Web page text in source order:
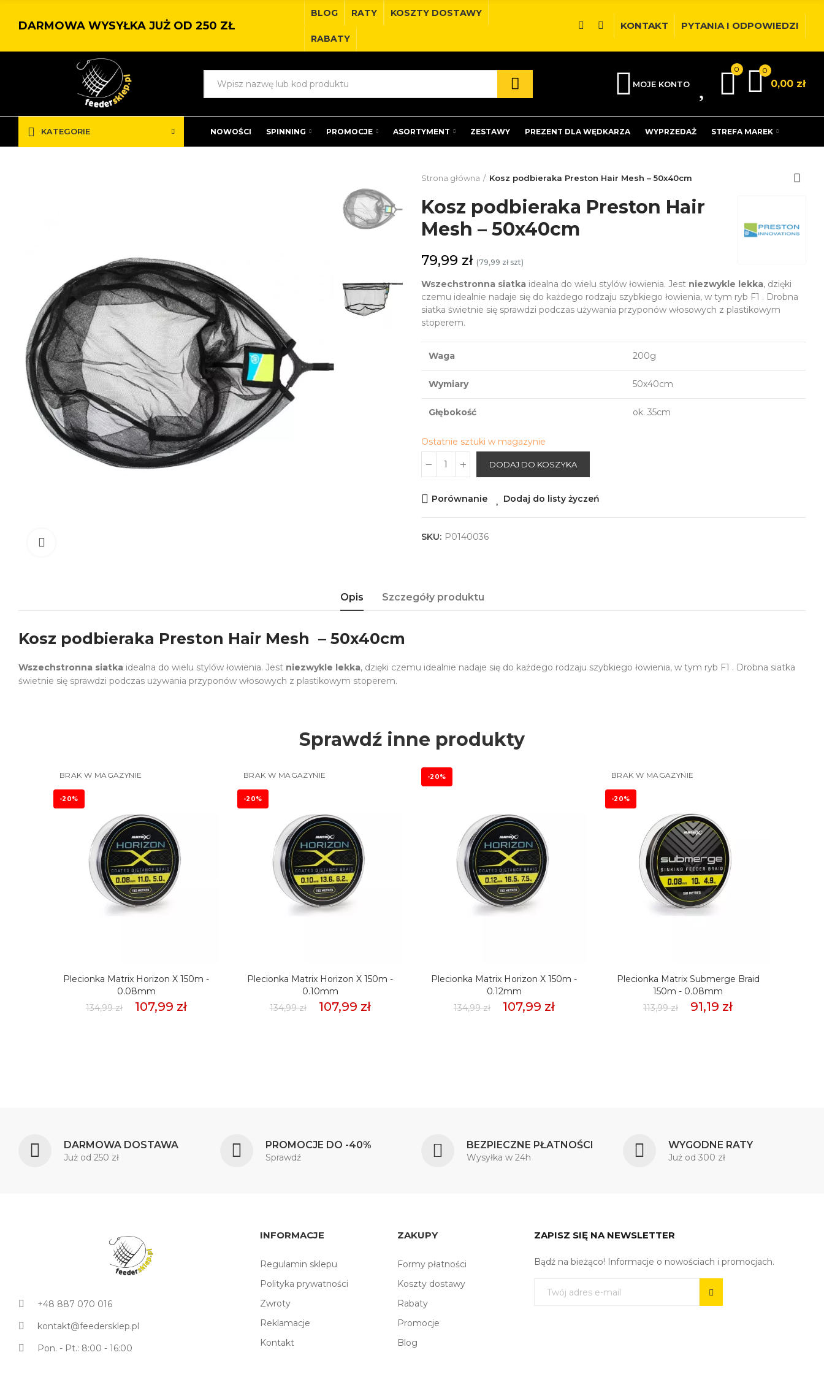
DARMOWA WYSYŁKA JUŻ OD 250 ZŁ
BLOG RATY KOSZTY DOSTAWY
RABATY
KONTAKT PYTANIA I ODPOWIEDZI
MOJE KONTO
0 0
0,00 zł
KATEGORIE NOWOŚCI SPINNING PROMOCJE ASORTYMENT ZESTAWY PREZENT DLA WĘDKARZA WYPRZEDAŻ STREFA MAREK
Strona główna Kosz podbieraka Preston Hair Mesh – 50x40cm
Kosz podbieraka Preston Hair
Mesh – 50x40cm
79,99 zł (79,99 zł szt)
Wszechstronna siatka idealna do wielu stylów łowienia. Jest niezwykle lekka, dzięki
czemu idealnie nadaje się do każdego rodzaju szybkiego łowienia, w tym ryb F1 . Drobna
siatka świetnie się sprawdzi podczas używania przyponów włosowych z plastikowym
stoperem.
Waga 200g
Wymiary 50x40cm
Głębokość ok. 35cm
Ostatnie sztuki w magazynie
DODAJ DO KOSZYKA
Porównanie Dodaj do listy życzeń
SKU: P0140036
Opis Szczegóły produktu
Kosz podbieraka Preston Hair Mesh – 50x40cm
Wszechstronna siatka idealna do wielu stylów łowienia. Jest niezwykle lekka, dzięki czemu idealnie nadaje się do każdego rodzaju szybkiego łowienia, w tym ryb F1 . Drobna siatka
świetnie się sprawdzi podczas używania przyponów włosowych z plastikowym stoperem.
Sprawdź inne produkty
BRAK W MAGAZYNIE
-20%
Plecionka Matrix Horizon X 150m -
0.08mm
134,99 zł
107,99 zł
BRAK W MAGAZYNIE
-20%
Plecionka Matrix Horizon X 150m -
0.10mm
134,99 zł
107,99 zł
-20%
Plecionka Matrix Horizon X 150m -
0.12mm
134,99 zł
107,99 zł
BRAK W MAGAZYNIE
-20%
Plecionka Matrix Submerge Braid
150m - 0.08mm
113,99 zł
91,19 zł
DARMOWA DOSTAWA
Już od 250 zł
PROMOCJE DO -40%
Sprawdź
BEZPIECZNE PŁATNOŚCI
Wysyłka w 24h
WYGODNE RATY
Już od 300 zł
+48 887 070 016
kontakt@feedersklep.pl
Pon. - Pt.: 8:00 - 16:00
INFORMACJE
Regulamin sklepu
Polityka prywatności
Zwroty
Reklamacje
Kontakt
ZAKUPY
Formy płatności
Koszty dostawy
Rabaty
Promocje
Blog
ZAPISZ SIĘ NA NEWSLETTER
Bądź na bieżąco! Informacje o nowościach i promocjach.